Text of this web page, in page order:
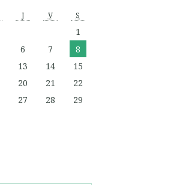
J V S
1
6 7
8
13 14
15
20 21
22
27 28
29